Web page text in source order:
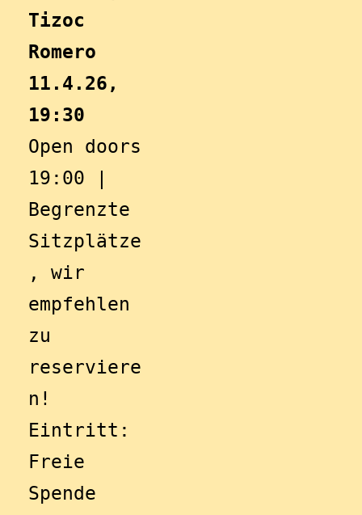
Tizoc
Romero
11.4.26,
19:30
Open doors
19:00 |
Begrenzte
Sitzplätze
, wir
empfehlen
zu
reserviere
n!
Eintritt:
Freie
Spende